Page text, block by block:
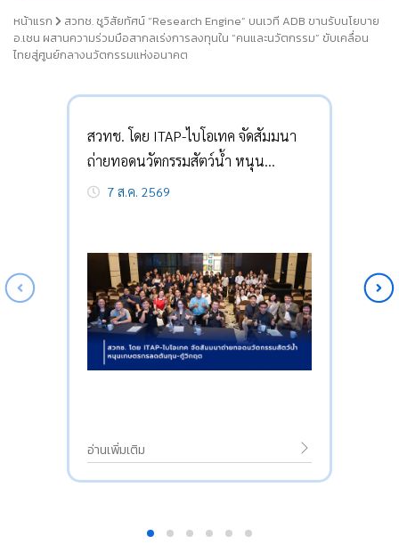
หน้าแรก
สวทช. ชูวิสัยทัศน์ “Research Engine” บนเวที ADB ขานรับนโยบาย
อ.เชน ผสานความร่วมมือสากลเร่งการลงทุนใน “คนและนวัตกรรม” ขับเคลื่อน
ไทยสู่ศูนย์กลางนวัตกรรมแห่งอนาคต
สวทช. โดย ITAP-ไบโอเทค จัดสัมมนา
ถ่ายทอดนวัตกรรมสัตว์น้ำ หนุน
เกษตรกรลดต้นทุน-กู้วิกฤต
7 ส.ค. 2569
อ่านเพิ่มเติม